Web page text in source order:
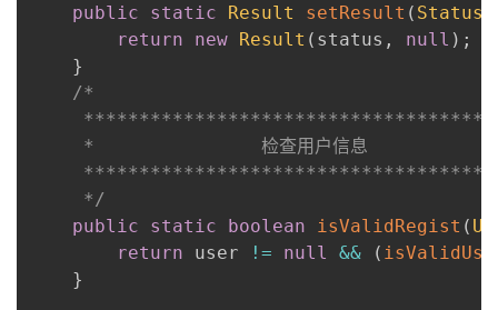
public
static Result setResult ( Status
return
new Result ( status , null ) ;
}
/*
     *               检查用户信息
     */
public
static boolean isValidRegist (
return user != null && (
}